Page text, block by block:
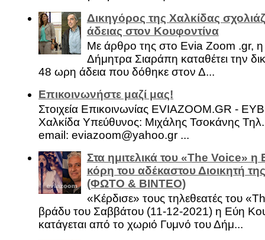
Δικηγόρος της Χαλκίδας
άδειας στον Κουφοντίνα
Με άρθρο της στο Evia Zoom .gr,
Δήμητρα Σιαράπη καταθέτει την
48 ωρη άδεια που δόθηκε στον Δ...
Επικοινωνήστε μαζί μας!
Στοιχεία Επικοινωνίας EVIAZOOM.GR -
Χαλκίδα Υπεύθυνος: Μιχάλης Τσοκάνης
email: eviazoom@yahoo.gr ...
Στα ημιτελικά του «The Voice»
κόρη του αδέκαστου Διοικητή
(ΦΩΤΟ & ΒΙΝΤΕΟ)
«Κέρδισε» τους τηλεθεατές του
βράδυ του Σαββάτου (11-12-2021) η Εύη
κατάγεται από το χωριό Γυμνό του Δήμ...